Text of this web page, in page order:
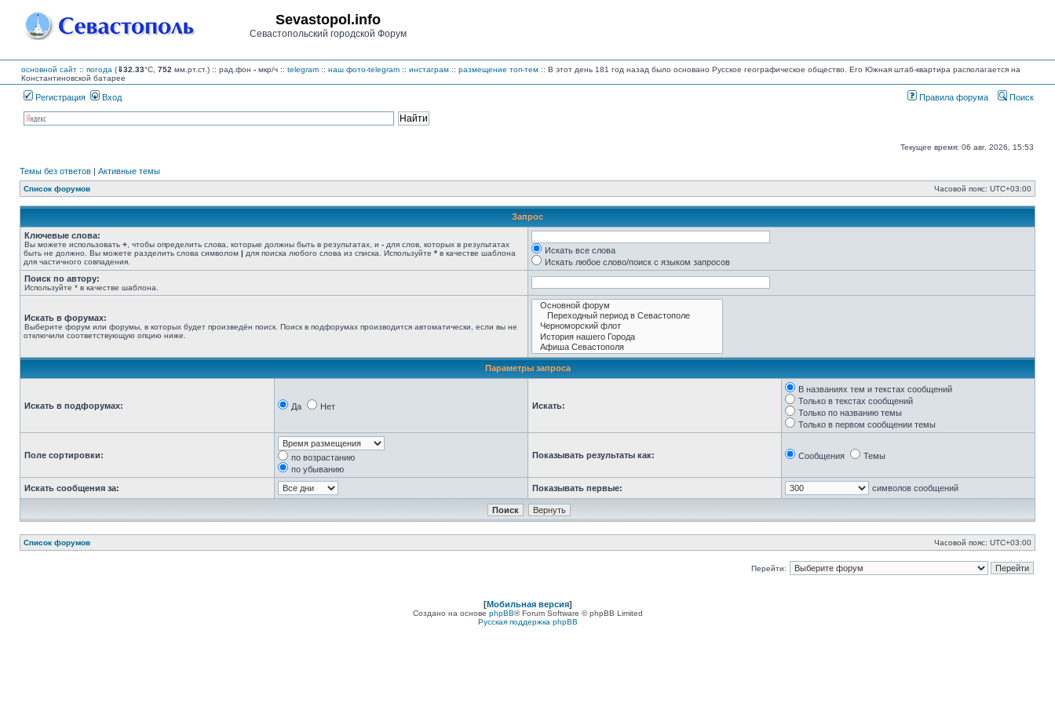
Sevastopol.info
Севастопольский городской Форум
основной сайт :: погода (⇓32.33°C, 752 мм.рт.ст.) :: рад.фон - мкр/ч :: telegram :: наш фото-telegram :: инстаграм :: размещение топ-тем :: В этот день 181 год назад было основано Русское географическое общество. Его Южная штаб-квартира располагается на
Константиновской батарее
Регистрация Вход Правила форума Поиск
Текущее время: 06 авг, 2026, 15:53
Темы без ответов | Активные темы
Список форумов Часовой пояс: UTC+03:00
Запрос
Ключевые слова:
Вы можете использовать + , чтобы определить слова, которые должны быть в результатах, и - для слов, которых в результатах
быть не должно. Вы можете разделить слова символом | для поиска любого слова из списка. Используйте * в качестве шаблона
для частичного совпадения.
Искать все слова
Искать любое слово/поиск с языком запросов
Поиск по автору:
Используйте * в качестве шаблона.
Искать в форумах:
Выберите форум или форумы, в которых будет произведён поиск. Поиск в подфорумах производится автоматически, если вы не
отключили соответствующую опцию ниже.
Параметры запроса
Искать в подфорумах: Да Нет Искать:
В названиях тем и текстах сообщений
Только в текстах сообщений
Только по названию темы
Только в первом сообщении темы
Поле сортировки:
по возрастанию
по убыванию
Показывать результаты как: Сообщения Темы
Искать сообщения за: Показывать первые: символов сообщений
Список форумов Часовой пояс: UTC+03:00
Перейти:
[Мобильная версия]
Создано на основе phpBB® Forum Software © phpBB Limited
Русская поддержка phpBB